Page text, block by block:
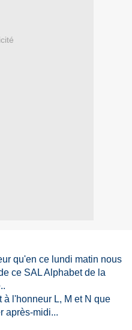
qu'en ce lundi matin nous
ce SAL Alphabet de la
à l'honneur L, M et N que
après-midi...